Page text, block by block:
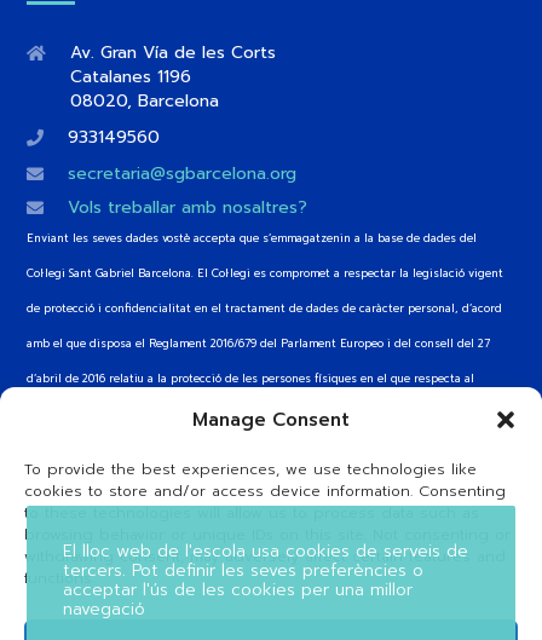
Manage Consent
To provide the best experiences, we use technologies like
cookies to store and/or access device information. Consenting
to these technologies will allow us to process data such as
browsing behavior or unique IDs on this site. Not consenting or
withdrawing consent, may adversely affect certain features and
functions.
Av. Gran Vía de les Corts
Catalanes 1196
08020, Barcelona
933149560
secretaria@sgbarcelona.org
Vols treballar amb nosaltres?
Enviant les seves dades vostè accepta que s’emmagatzenin a la base de dades del
Col·legi Sant Gabriel Barcelona. El Col·legi es compromet a respectar la legislació vigent
de protecció i confidencialitat en el tractament de dades de caràcter personal, d’acord
amb el que disposa el Reglament 2016/679 del Parlament Europeo i del consell del 27
d’abril de 2016 relatiu a la protecció de les persones físiques en el que respecta al
tractament de les dades personals i a la circulació d’aquestes dades (RGPD)
A les xarxes
Twitter
Instagram
YouTube
Telegram
El lloc web de l'escola usa cookies de serveis de
tercers. Pot definir les seves preferències o
acceptar l'ús de les cookies per una millor
navegació